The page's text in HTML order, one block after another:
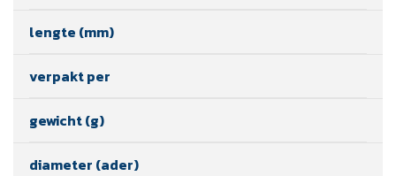
lengte (mm)
verpakt per
gewicht (g)
diameter (ader)